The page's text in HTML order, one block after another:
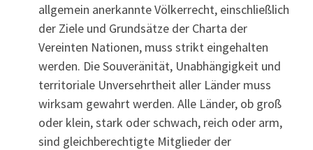
allgemein anerkannte Völkerrecht, einschließlich
der Ziele und Grundsätze der Charta der
Vereinten Nationen, muss strikt eingehalten
werden. Die Souveränität, Unabhängigkeit und
territoriale Unversehrtheit aller Länder muss
wirksam gewahrt werden. Alle Länder, ob groß
oder klein, stark oder schwach, reich oder arm,
sind gleichberechtigte Mitglieder der